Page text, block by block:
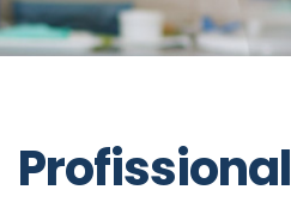
Profissional